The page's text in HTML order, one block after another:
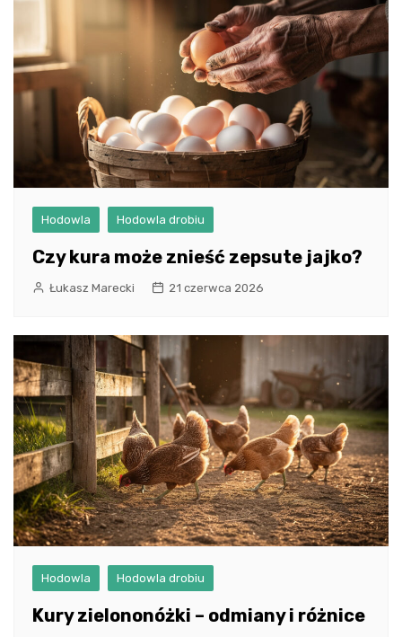
Hodowla Hodowla drobiu
Czy kura może znieść zepsute jajko?
Łukasz Marecki 21 czerwca 2026
Hodowla Hodowla drobiu
Kury zielononóżki – odmiany i różnice